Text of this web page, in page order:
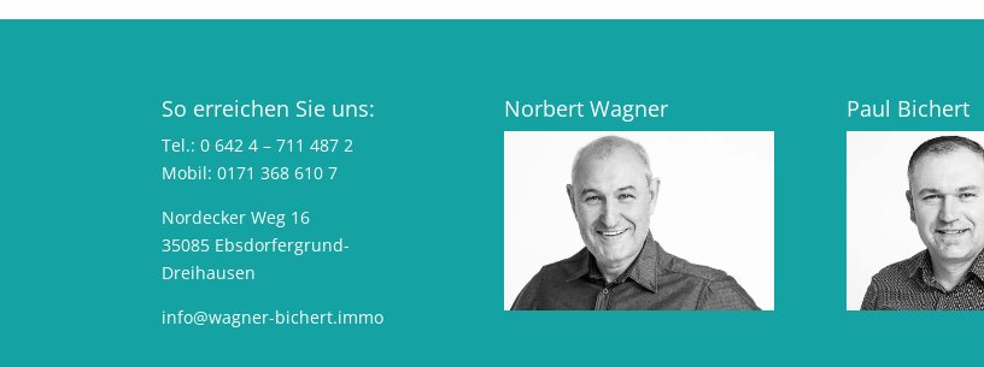
So erreichen Sie uns:
Tel.: 0 642 4 – 711 487 2
Mobil: 0171 368 610 7
Nordecker Weg 16
35085 Ebsdorfergrund-
Dreihausen
info@wagner-bichert.immo
Norbert Wagner Paul Bichert